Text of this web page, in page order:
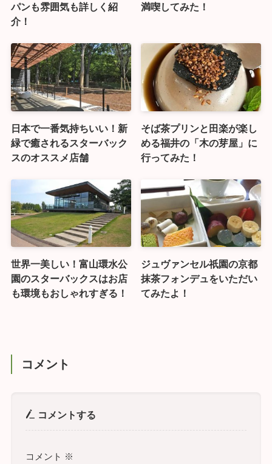
パンも雰囲気も詳しく紹
介！
満喫してみた！
日本で一番気持ちいい！新
緑で癒されるスターバック
スのオススメ店舗
そば茶プリンと田楽が楽し
める福井の「木の芽屋」に
行ってみた！
世界一美しい！富山環水公
園のスターバックスはお店
も環境もおしゃれすぎる！
ジュヴァンセル祇園の京都
抹茶フォンデュをいただい
てみたよ！
コメント
コメントする
コメント ※